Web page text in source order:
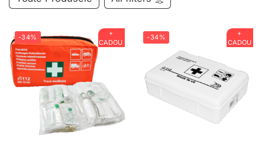
+
CADOU
-34%
+
CADOU
-34%